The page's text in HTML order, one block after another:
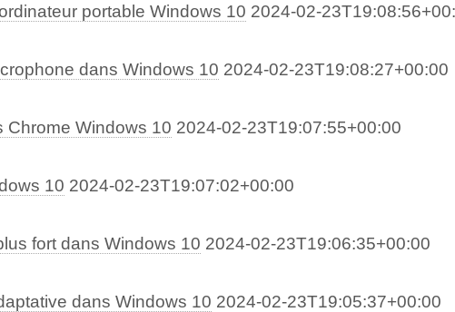
portable Windows 10 2024-02-
dans Windows 10 2024-02-23T19:08:27+00:00
Chrome Windows 10 2024-02-23T19:07:55+00:00
10 2024-02-23T19:07:02+00:00
fort dans Windows 10 2024-02-23T19:06:35+00:00
dans Windows 10 2024-02-23T19:05:37+00:00